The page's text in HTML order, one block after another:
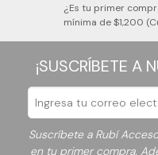
¿Es tu primer
mínima de $1,200
¡SUSCRÍBETE A
Suscríbete a Rubí
en tu primer compra.